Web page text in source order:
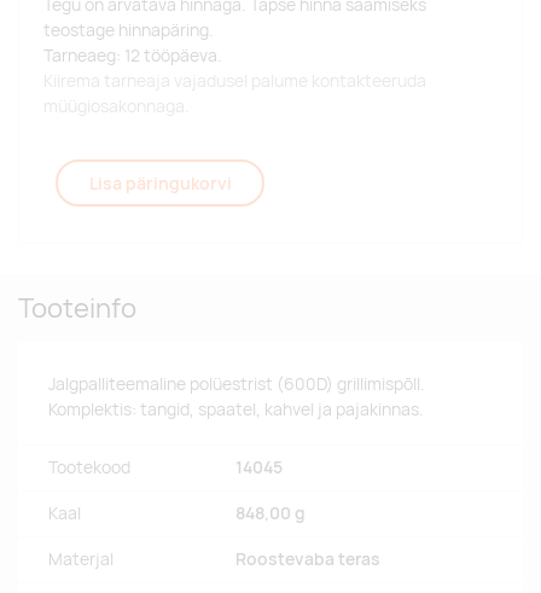
Tegu on arvatava hinnaga. Täpse hinna saamiseks
teostage hinnapäring.
Tarneaeg: 12 tööpäeva.
Kiirema tarneaja vajadusel palume kontakteeruda
müügiosakonnaga.
Lisa päringukorvi
Tooteinfo
Jalgpalliteemaline polüestrist (600D) grillimispõll.
Komplektis: tangid, spaatel, kahvel ja pajakinnas.
Tootekood 14045
Kaal 848,00 g
Materjal Roostevaba teras